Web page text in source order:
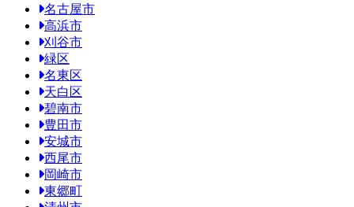
名古屋市
高浜市
刈谷市
緑区
名東区
天白区
碧南市
豊田市
安城市
西尾市
岡崎市
東郷町